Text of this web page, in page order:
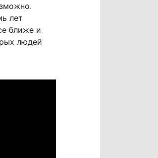
лет
ближе и
людей